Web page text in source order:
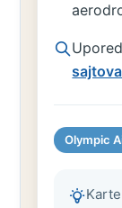
sajtova
Olympic